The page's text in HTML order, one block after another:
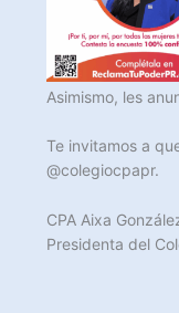
Asimismo, les
Te invitamos a
@colegiocpapr.
CPA Aixa
Presidenta del